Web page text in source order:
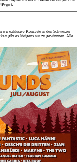
wir exklusive Konzerte in den Schweizer
gibt es übrigens nur zu gewinnnen. Alle